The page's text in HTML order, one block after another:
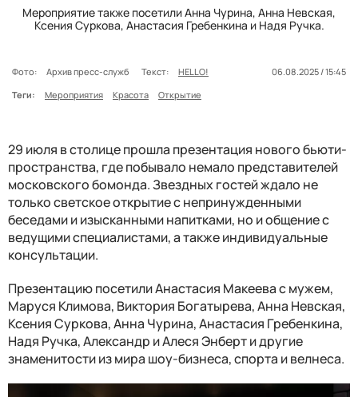
Мероприятие также посетили Анна Чурина, Анна Невская,
Ксения Суркова, Анастасия Гребенкина и Надя Ручка.
Фото: Архив пресс-служб Текст: HELLO!
06.08.2025 / 15:45
Теги:
Мероприятия Красота Открытие
29 июля в столице прошла презентация нового бьюти-
пространства, где побывало немало представителей
московского бомонда. Звездных гостей ждало не
только светское открытие с непринужденными
беседами и изысканными напитками, но и общение с
ведущими специалистами, а также индивидуальные
консультации.
Презентацию посетили Анастасия Макеева с мужем,
Маруся Климова, Виктория Богатырева, Анна Невская,
Ксения Суркова, Анна Чурина, Анастасия Гребенкина,
Надя Ручка, Александр и Алеся Энберт и другие
знаменитости из мира шоу-бизнеса, спорта и велнеса.